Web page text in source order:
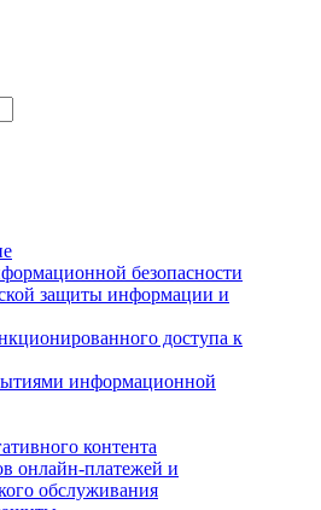
безопасности
защиты информации и
доступа к
информационной
контента
онлайн-платежей и
обслуживания